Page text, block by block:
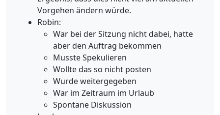
Vorgehen ändern würde.
Robin:
War bei der Sitzung nicht dabei, hatte
aber den Auftrag bekommen
Musste Spekulieren
Wollte das so nicht posten
Wurde weitergegeben
War im Zeitraum im Urlaub
Spontane Diskussion